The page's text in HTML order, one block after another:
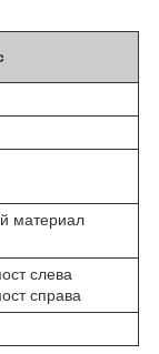
материал
слева
справа